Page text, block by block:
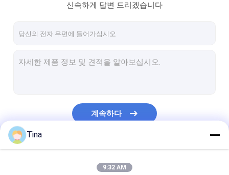
카드 커넥터
C형 여성 커넥터
입력/출력 커넥터
신속하게 답변 드리겠습니다
계속하다
Tina
9:32 AM